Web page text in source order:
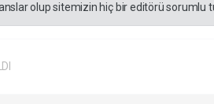
olup sitemizin hiç bir editörü sorumlu